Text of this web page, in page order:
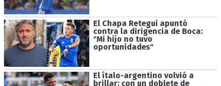
El Chapa Retegui apuntó
contra la dirigencia de Boca:
"Mi hijo no tuvo
oportunidades"
El ítalo-argentino volvió a
brillar: con un doblete de